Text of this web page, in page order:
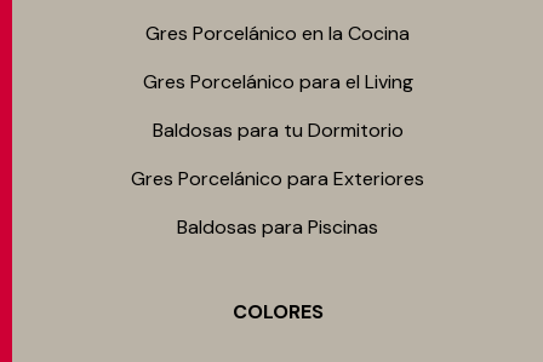
Gres Porcelánico en la Cocina
Gres Porcelánico para el Living
Baldosas para tu Dormitorio
Gres Porcelánico para Exteriores
Baldosas para Piscinas
COLORES